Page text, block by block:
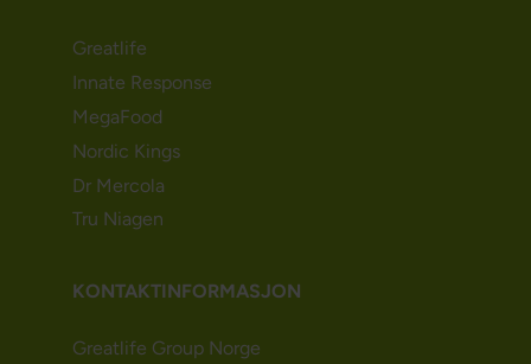
Greatlife
Innate Response
MegaFood
Nordic Kings
Dr Mercola
Tru Niagen
KONTAKTINFORMASJON
Greatlife Group Norge